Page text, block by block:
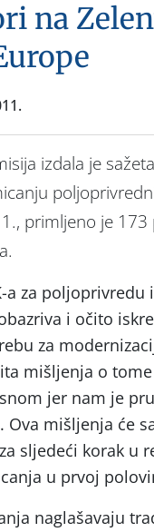
na
izdala je
primljeno je
a za
i očito
za
mišljenja o
jer nam je
Ova mišljenja će
sljedeći korak u
u prvoj
naglašavaju